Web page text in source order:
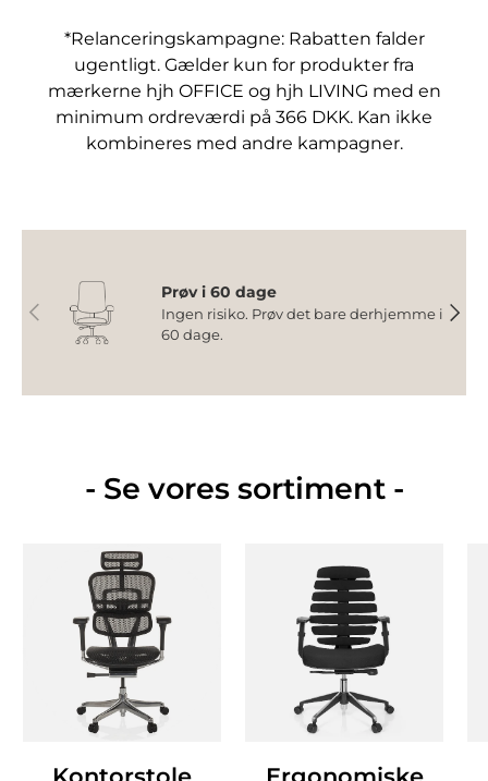
*Relanceringskampagne: Rabatten falder
ugentligt. Gælder kun for produkter fra
mærkerne hjh OFFICE og hjh LIVING med en
minimum ordreværdi på 366 DKK. Kan ikke
kombineres med andre kampagner.
Forrige
Prøv i 60 dage
Ingen risiko. Prøv det bare derhjemme i
60 dage.
- Se vores sortiment -